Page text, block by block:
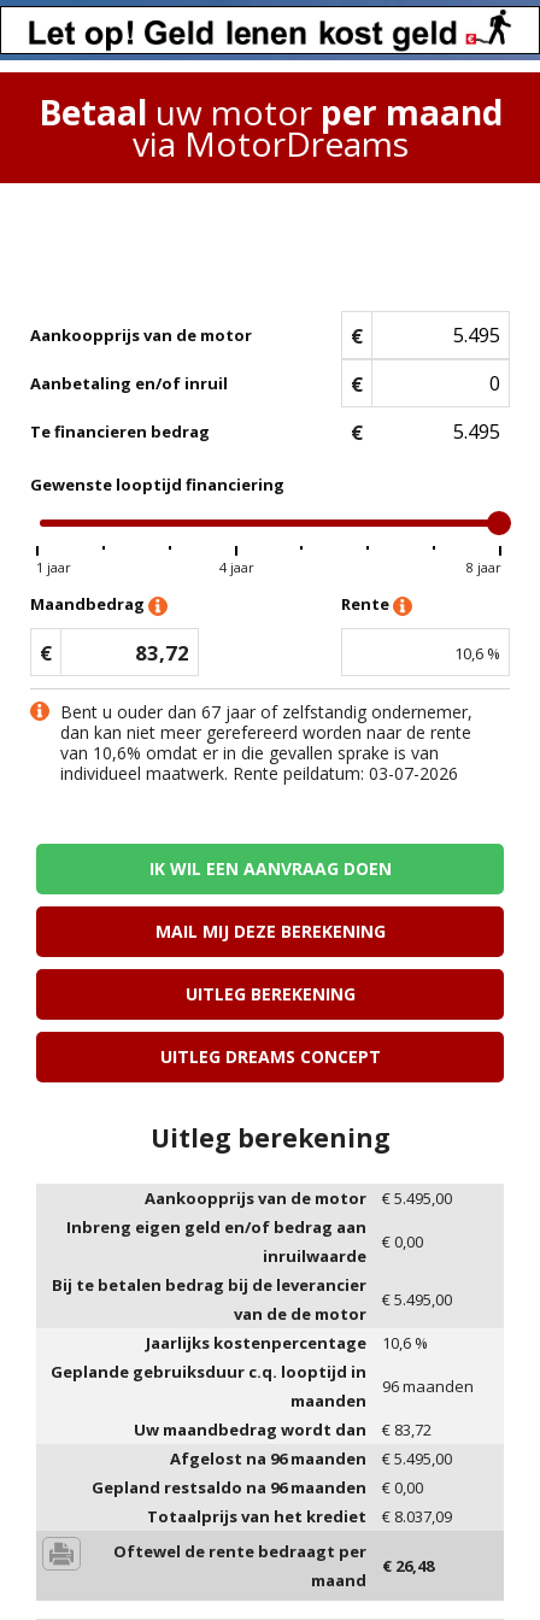
Betaal uw motor per maand
via MotorDreams
Aankoopprijs van de motor €
Aanbetaling en/of inruil €
Te financieren bedrag €
Gewenste looptijd financiering
1 jaar 4 jaar 8 jaar
Maandbedrag
€ 83,72
Rente
10,6 %
Bent u ouder dan 67 jaar of zelfstandig ondernemer,
dan kan niet meer gerefereerd worden naar de rente
van 10,6% omdat er in die gevallen sprake is van
individueel maatwerk. Rente peildatum: 03-07-2026
IK WIL EEN AANVRAAG DOEN
MAIL MIJ DEZE BEREKENING
UITLEG BEREKENING
UITLEG DREAMS CONCEPT
Uitleg berekening
Aankoopprijs van de motor €5.495,00
Inbreng eigen geld en/of bedrag aan
inruilwaarde
€0,00
Bij te betalen bedrag bij de leverancier
van de de motor
€5.495,00
Jaarlijks kostenpercentage
10,6 %
Geplande gebruiksduur c.q. looptijd in
maanden
96maanden
Uw maandbedrag wordt dan
€ 83,72
Afgelost na 96maanden €5.495,00
Gepland restsaldo na 96maanden €0,00
Totaalprijs van het krediet
€ 8.037,09
Oftewel de rente bedraagt per
maand
€ 26,48